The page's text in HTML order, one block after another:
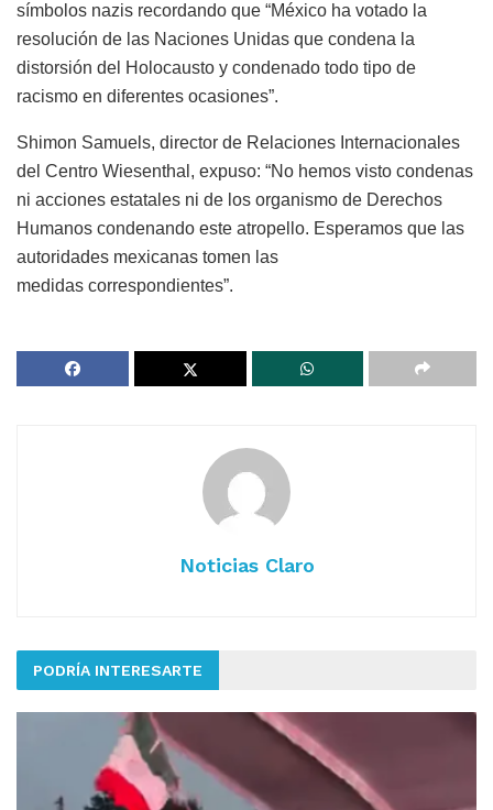
símbolos nazis recordando que “México ha votado la
resolución de las Naciones Unidas que condena la
distorsión del Holocausto y condenado todo tipo de
racismo en diferentes ocasiones”.
Shimon Samuels, director de Relaciones Internacionales
del Centro Wiesenthal, expuso: “No hemos visto condenas
ni acciones estatales ni de los organismo de Derechos
Humanos condenando este atropello. Esperamos que las
autoridades mexicanas tomen las
medidas correspondientes”.
Noticias Claro
PODRÍA INTERESARTE